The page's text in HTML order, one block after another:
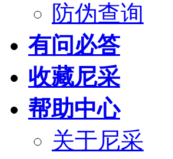
防伪查询
有问必答
收藏尼采
帮助中心
关于尼采